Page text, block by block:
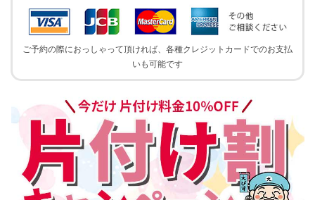
ご予約の際におっしゃって頂ければ、各種クレジットカードでのお支払
いも可能です